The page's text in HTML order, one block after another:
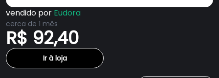
vendido por Eudora
cerca de 1 mês
R$ 92,40
Ir à loja